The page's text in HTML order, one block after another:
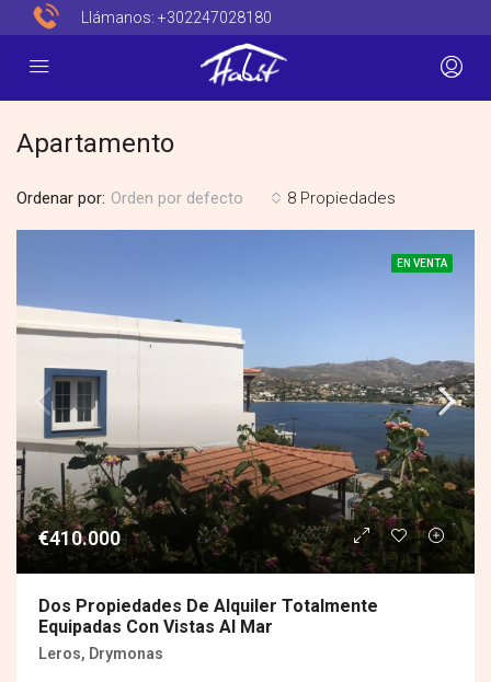
Llámanos: +302247028180
Apartamento
8 Propiedades
Ordenar por: Orden por defecto
EN VENTA
€410.000
Dos Propiedades De Alquiler Totalmente
Equipadas Con Vistas Al Mar
Leros, Drymonas